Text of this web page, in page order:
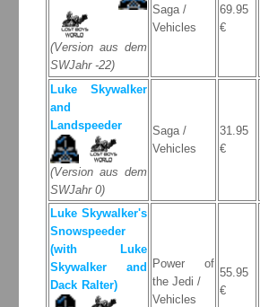
(Version aus dem
SWJahr -22)
Saga /
Vehicles
69.95
€
Luke Skywalker
and
Landspeeder
(Version aus dem
SWJahr 0)
Saga /
Vehicles
31.95
€
Luke Skywalker's
Snowspeeder
(with Luke
Skywalker and
Dack Ralter)
Power of
the Jedi /
Vehicles
55.95
€